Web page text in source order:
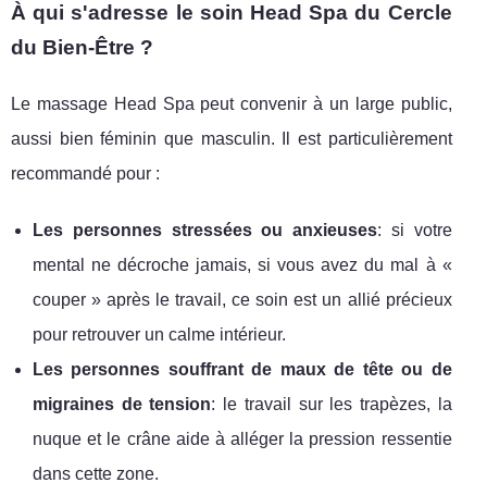
À qui s'adresse le soin Head Spa du Cercle
du Bien-Être ?
Le massage Head Spa peut convenir à un large public,
aussi bien féminin que masculin. Il est particulièrement
recommandé pour :
Les personnes stressées ou anxieuses: si votre
mental ne décroche jamais, si vous avez du mal à «
couper » après le travail, ce soin est un allié précieux
pour retrouver un calme intérieur.
Les personnes souffrant de maux de tête ou de
migraines de tension: le travail sur les trapèzes, la
nuque et le crâne aide à alléger la pression ressentie
dans cette zone.